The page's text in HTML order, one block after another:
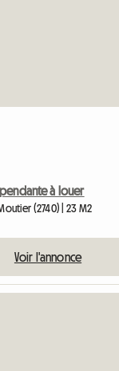
à louer
(2740) | 23 M2
Voir l'annonce